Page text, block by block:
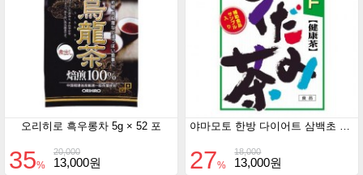
오리히로 흑우롱차 5g × 52 포
20,000
35% 13,000원
18,000
27% 13,000원